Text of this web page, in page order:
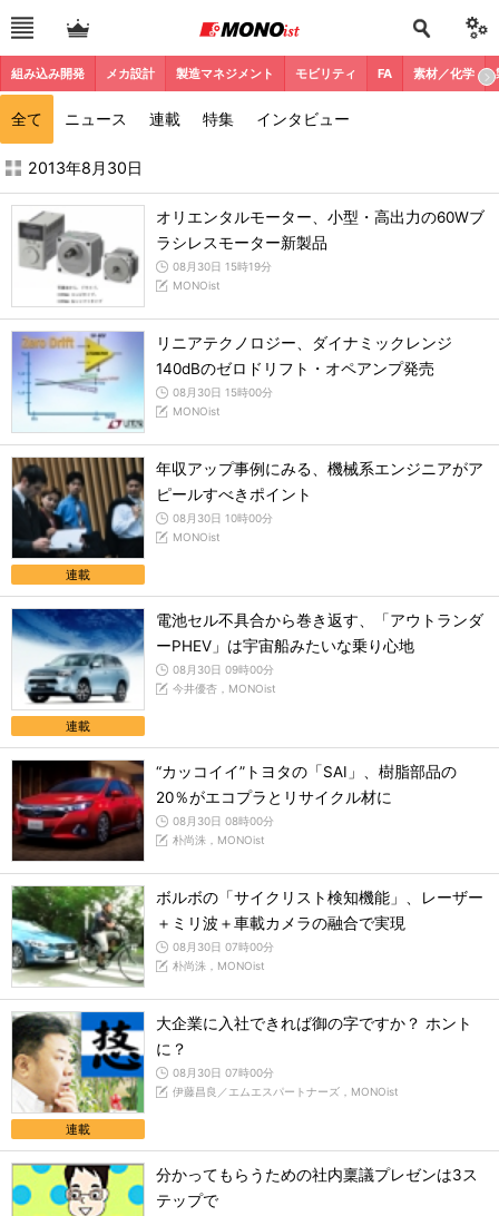
組み込み開発 メカ設計 製造マネジメント モビリティ FA 素材／化学
全て ニュース 連載 特集 インタビュー
2013年8月の記事一覧 - MONOist
2013年8月30日
オリエンタルモーター、小型・高出力の60Wブ
ラシレスモーター新製品
08月30日 15時19分
MONOist
リニアテクノロジー、ダイナミックレンジ
140dBのゼロドリフト・オペアンプ発売
08月30日 15時00分
MONOist
連載
年収アップ事例にみる、機械系エンジニアがア
ピールすべきポイント
08月30日 10時00分
MONOist
連載
電池セル不具合から巻き返す、「アウトランダ
ーPHEV」は宇宙船みたいな乗り心地
08月30日 09時00分
今井優杏，MONOist
“カッコイイ”トヨタの「SAI」、樹脂部品の
20％がエコプラとリサイクル材に
08月30日 08時00分
朴尚洙，MONOist
ボルボの「サイクリスト検知機能」、レーザー
＋ミリ波＋車載カメラの融合で実現
08月30日 07時00分
朴尚洙，MONOist
連載
大企業に入社できれば御の字ですか？ ホント
に？
08月30日 07時00分
伊藤昌良／エムエスパートナーズ，MONOist
分かってもらうための社内稟議プレゼンは3ス
テップで